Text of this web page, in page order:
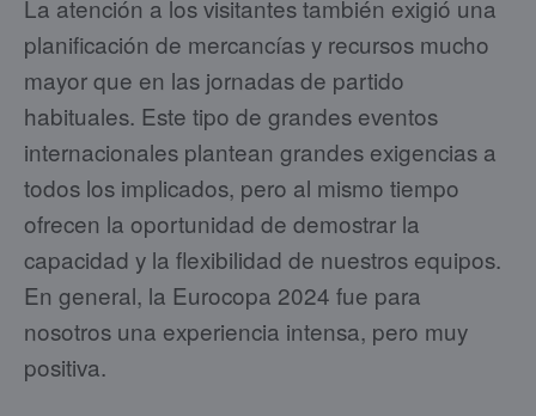
La atención a los visitantes también exigió una
planificación de mercancías y recursos mucho
mayor que en las jornadas de partido
habituales. Este tipo de grandes eventos
internacionales plantean grandes exigencias a
todos los implicados, pero al mismo tiempo
ofrecen la oportunidad de demostrar la
capacidad y la flexibilidad de nuestros equipos.
En general, la Eurocopa 2024 fue para
nosotros una experiencia intensa, pero muy
positiva.